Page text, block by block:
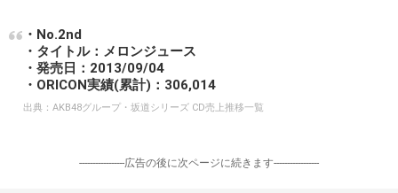
・No.2nd
・タイトル：メロンジュース
・発売日：2013/09/04
・ORICON実績(累計)：306,014
出典： AKB48グループ・坂道シリーズ CD売上推移一覧
-----------------広告の後に次ページに続きます-----------------